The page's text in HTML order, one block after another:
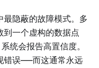
最隐蔽的故障模式。多
到一个虚构的数据点
统会报告高置信度。
错误——而这通常永远